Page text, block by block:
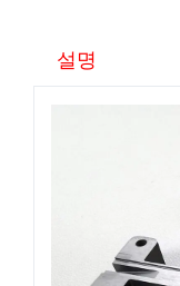
설명